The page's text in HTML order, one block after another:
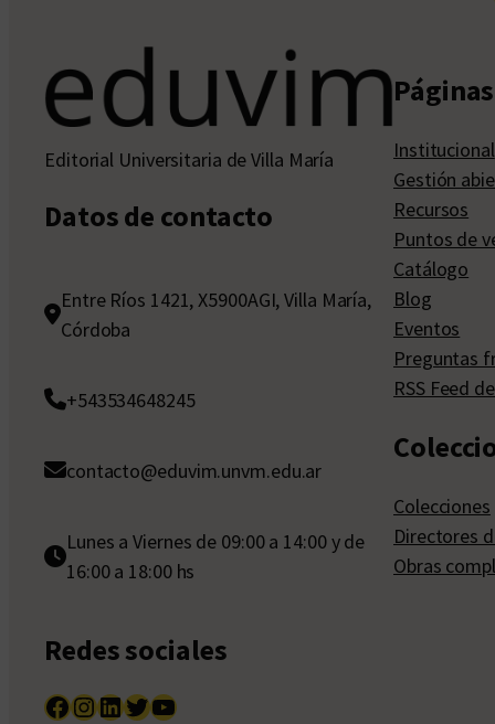
Editorial Universitaria de Villa María
Datos de contacto
Entre Ríos 1421, X5900AGI, Villa María,
Córdoba
+543534648245
contacto@eduvim.unvm.edu.ar
Lunes a Viernes de 09:00 a 14:00 y de
16:00 a 18:00 hs
Redes sociales
Facebook InstagramLinkedIn Twitter YouTube
Institucional
Gestión
Recursos
Puntos de
Catálogo
Blog
Eventos
Preguntas
RSS Feed
Colecciones
Directores
Obras